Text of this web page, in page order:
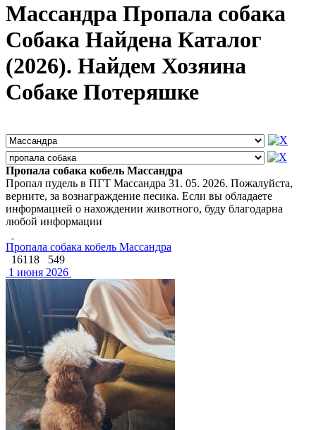
Массандра Пропала собака
Собака Найдена Каталог
(2026). Найдем Хозяина
Собаке Потеряшке
Пропала собака кобель Массандра
Пропал пудель в ПГТ Массандра 31. 05. 2026. Пожалуйста,
верните, за вознаграждение песика. Если вы обладаете
информацией о нахождении животного, буду благодарна
любой информации
Пропала собака кобель Массандра
16118
549
1 июня 2026